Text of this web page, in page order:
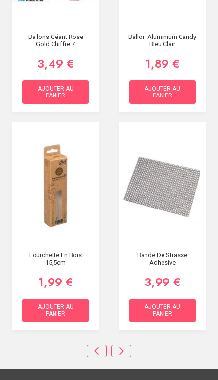
Ballons Géant Rose
Gold Chiffre 7
3,49 €
AJOUTER AU
PANIER
Ballon Aluminium Candy
Bleu Clair
1,89 €
AJOUTER AU
PANIER
Fourchette En Bois
15,5cm
1,99 €
AJOUTER AU
PANIER
Bande De Strasse
Adhésive
3,99 €
AJOUTER AU
PANIER